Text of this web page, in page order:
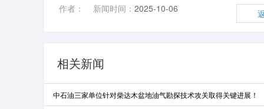
作者： 新闻时间： 2025-10-06
相关新闻
中石油三家单位针对柴达木盆地油气勘探技术攻关取得关键进展！